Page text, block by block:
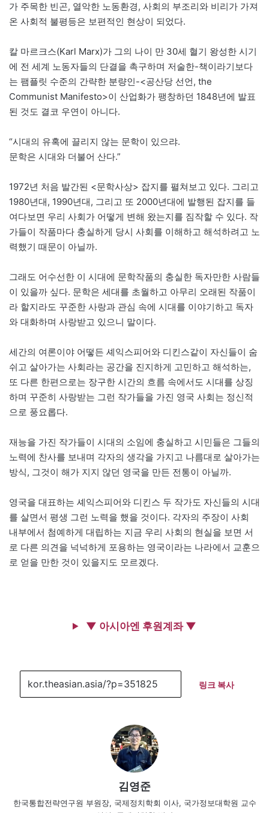
가 주목한 빈곤, 열악한 노동환경, 사회의 부조리와 비리가 가져
온 사회적 불평등은 보편적인 현상이 되었다.
칼 마르크스(Karl Marx)가 그의 나이 만 30세 혈기 왕성한 시기
에 전 세계 노동자들의 단결을 촉구하며 저술한-책이라기보다
는 팸플릿 수준의 간략한 분량인-<공산당 선언, the
Communist Manifesto>이 산업화가 팽창하던 1848년에 발표
된 것도 결코 우연이 아니다.
“시대의 유혹에 끌리지 않는 문학이 있으랴.
문학은 시대와 더불어 산다.”
1972년 처음 발간된 <문학사상> 잡지를 펼쳐보고 있다. 그리고
1980년대, 1990년대, 그리고 또 2000년대에 발행된 잡지를 들
여다보면 우리 사회가 어떻게 변해 왔는지를 짐작할 수 있다. 작
가들이 작품마다 충실하게 당시 사회를 이해하고 해석하려고 노
력했기 때문이 아닐까.
그래도 어수선한 이 시대에 문학작품의 충실한 독자만한 사람들
이 있을까 싶다. 문학은 세대를 초월하고 아무리 오래된 작품이
라 할지라도 꾸준한 사랑과 관심 속에 시대를 이야기하고 독자
와 대화하며 사랑받고 있으니 말이다.
세간의 여론이야 어떻든 셰익스피어와 디킨스같이 자신들이 숨
쉬고 살아가는 사회라는 공간을 진지하게 고민하고 해석하는,
또 다른 한편으로는 장구한 시간의 흐름 속에서도 시대를 상징
하며 꾸준히 사랑받는 그런 작가들을 가진 영국 사회는 정신적
으로 풍요롭다.
재능을 가진 작가들이 시대의 소임에 충실하고 시민들은 그들의
노력에 찬사를 보내며 각자의 생각을 가지고 나름대로 살아가는
방식, 그것이 해가 지지 않던 영국을 만든 전통이 아닐까.
영국을 대표하는 셰익스피어와 디킨스 두 작가도 자신들의 시대
를 살면서 평생 그런 노력을 했을 것이다. 각자의 주장이 사회
내부에서 첨예하게 대립하는 지금 우리 사회의 현실을 보면 서
로 다른 의견을 넉넉하게 포용하는 영국이라는 나라에서 교훈으
로 얻을 만한 것이 있을지도 모르겠다.
▼ 아시아엔 후원계좌 ▼
링크 복사
김영준
한국통합전략연구원 부원장, 국제정치학회 이사, 국가정보대학원 교수